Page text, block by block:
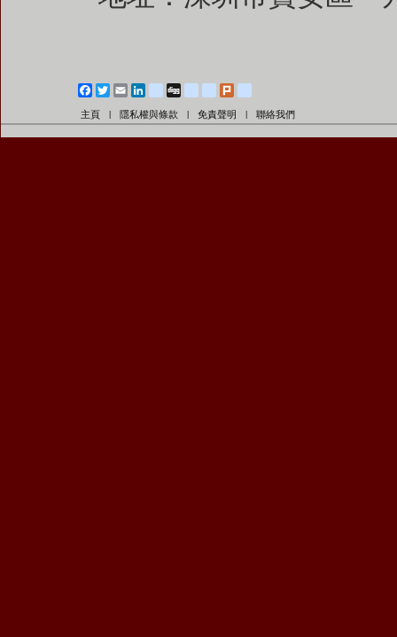
Facebook
TwitterEmail LinkedInblogger_post
diglogfriendfeed
主頁 隱私權與條款 免責聲明 聯絡我們